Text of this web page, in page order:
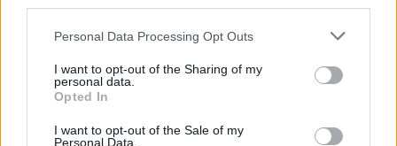
Personal Data Processing Opt Outs
I want to opt-out of the Sharing of my
personal data.
Opted In
I want to opt-out of the Sale of my
Personal Data.